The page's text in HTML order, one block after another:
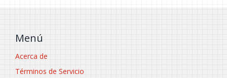
Menú
Acerca de
Términos de Servicio